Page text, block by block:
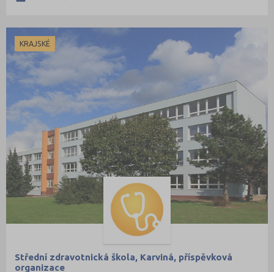
KRAJSKÉ
Střední zdravotnická škola, Karviná, příspěvková
organizace